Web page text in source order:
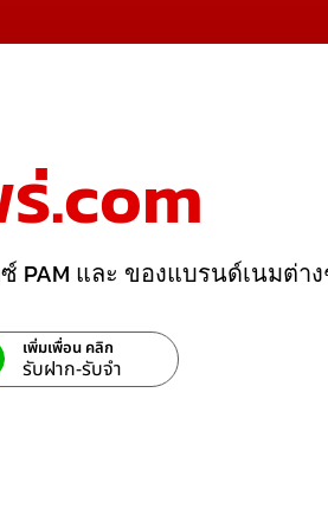
.com
PAM และ ของแบรนด์เนมต่าง
เพิ่มเพื่อน คลิก
รับฝาก-รับจํา